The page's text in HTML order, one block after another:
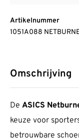
Artikelnummer
1051A088
Omschrijving
De ASICS
keuze voor
betrouwbare